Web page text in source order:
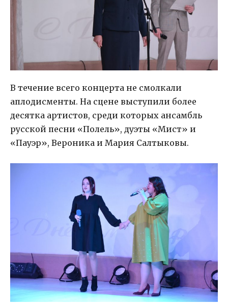
В течение всего концерта не смолкали
аплодисменты. На сцене выступили более
десятка артистов, среди которых ансамбль
русской песни «Полель», дуэты «Мист» и
«Пауэр», Вероника и Мария Салтыковы.